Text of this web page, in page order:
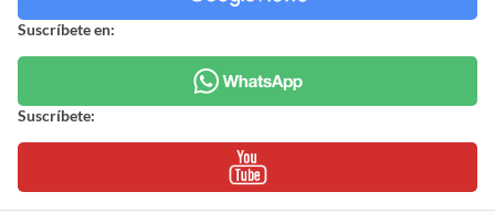
Suscríbete en:
Suscríbete: